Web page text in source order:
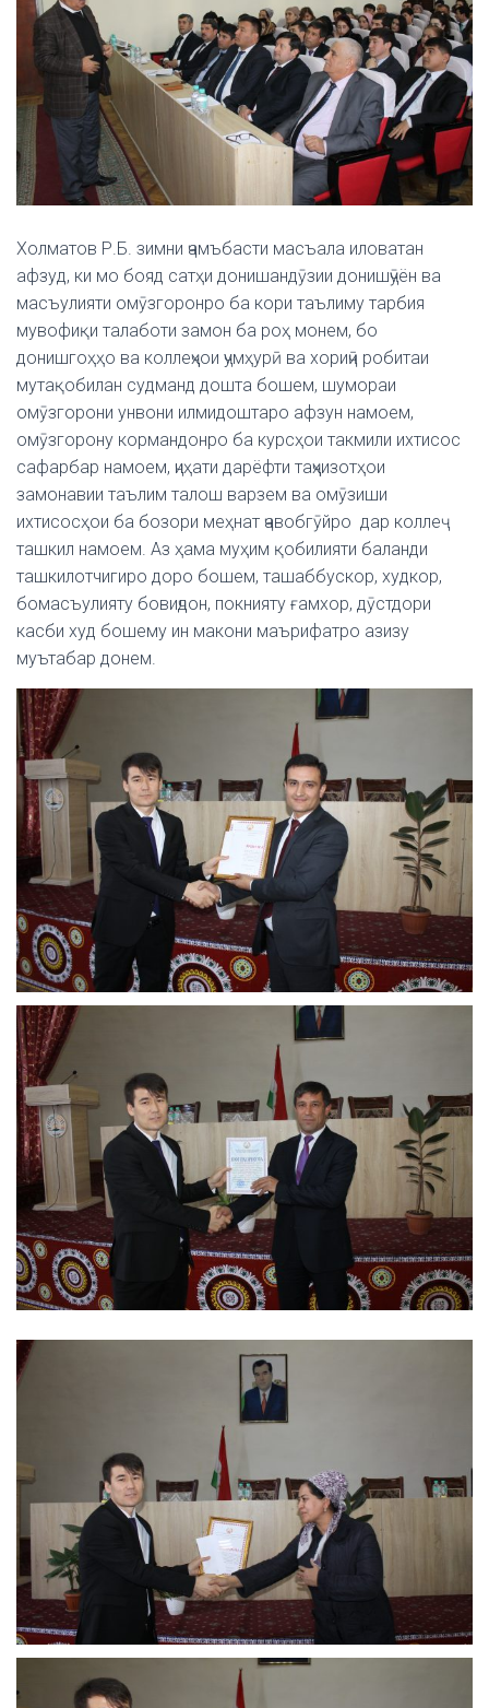
Холматов Р.Б. зимни ҷамъбасти масъала иловатан
афзуд, ки мо бояд сатҳи донишандӯзии донишҷӯён ва
масъулияти омӯзгоронро ба кори таълиму тарбия
мувофиқи талаботи замон ба роҳ монем, бо
донишгоҳҳо ва коллеҷҳои ҷумҳурӣ ва хориҷӣ робитаи
мутақобилан судманд дошта бошем, шумораи
омӯзгорони унвони илмидоштаро афзун намоем,
омӯзгорону кормандонро ба курсҳои такмили ихтисос
сафарбар намоем, ҷиҳати дарёфти таҷҳизотҳои
замонавии таълим талош варзем ва омӯзиши
ихтисосҳои ба бозори меҳнат ҷавобгӯйро дар коллеҷ
ташкил намоем. Аз ҳама муҳим қобилияти баланди
ташкилотчигиро доро бошем, ташаббускор, худкор,
бомасъулияту бовиҷдон, покнияту ғамхор, дӯстдори
касби худ бошему ин макони маърифатро азизу
муътабар донем.